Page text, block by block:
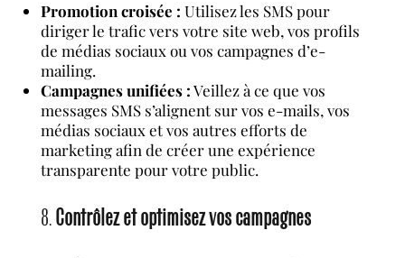
Promotion croisée : Utilisez les SMS pour
diriger le trafic vers votre site web, vos profils
de médias sociaux ou vos campagnes d’e-
mailing.
Campagnes unifiées :Veillez à ce que vos
messages SMS s’alignent sur vos e-mails, vos
médias sociaux et vos autres efforts de
marketing afin de créer une expérience
transparente pour votre public.
8.Contrôlez et optimisez vos campagnes